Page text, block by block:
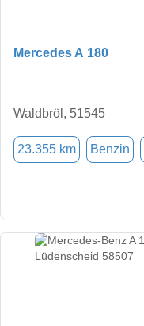
Mercedes A 180
Waldbröl, 51545
23.355 km Benzin